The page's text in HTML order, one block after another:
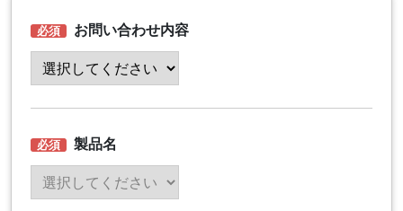
お問い合わせ内容
製品名